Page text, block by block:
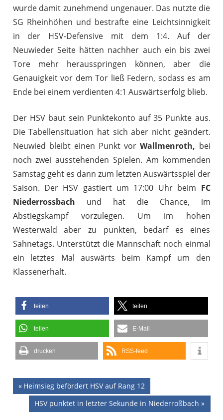
wurde damit zunehmend ungenauer. Das nutzte die
SG Rheinhöhen und bestrafte eine Leichtsinnigkeit
in der HSV-Defensive mit dem 1:4. Auf der
Neuwieder Seite hätten nachher auch ein bis zwei
Tore mehr herausspringen können, aber die
Genauigkeit vor dem Tor ließ Federn, sodass es am
Ende bei einem verdienten 4:1 Auswärtserfolg blieb.
Der HSV baut sein Punktekonto auf 35 Punkte aus.
Die Tabellensituation hat sich aber nicht geändert.
Neuwied bleibt einen Punkt vorWallmenroth, bei
noch zwei ausstehenden Spielen. Am kommenden
Samstag geht es dann zum letzten Auswärtsspiel der
Saison. Der HSV gastiert um 17:00 Uhr beim FC
Niederrossbach und hat die Chance, im
Abstiegskampf vorzulegen. Um im hohen
Westerwald aber zu punkten, bedarf es eines
Sahnetags. Unterstützt die Mannschaft noch einmal
ein letztes Mal auswärts beim Kampf um den
Klassenerhalt.
teilen teilen
teilen E-Mail
drucken RSS-feed
Beitragsnavigation
Vorheriger
Beitrag:
Heimsieg befördert HSV auf Rang 12
Nächster
Beitrag:
HSV punktet in letzter Sekunde in Niederroßbach